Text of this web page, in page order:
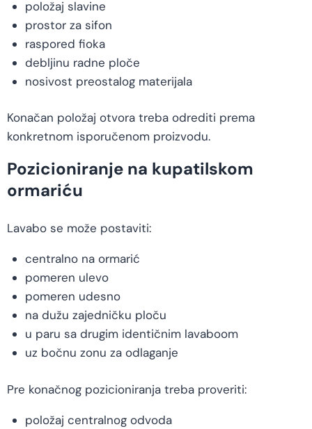
položaj slavine
prostor za sifon
raspored fioka
debljinu radne ploče
nosivost preostalog materijala
Konačan položaj otvora treba odrediti prema
konkretnom isporučenom proizvodu.
Pozicioniranje na kupatilskom
ormariću
Lavabo se može postaviti:
centralno na ormarić
pomeren ulevo
pomeren udesno
na dužu zajedničku ploču
u paru sa drugim identičnim lavaboom
uz bočnu zonu za odlaganje
Pre konačnog pozicioniranja treba proveriti:
položaj centralnog odvoda